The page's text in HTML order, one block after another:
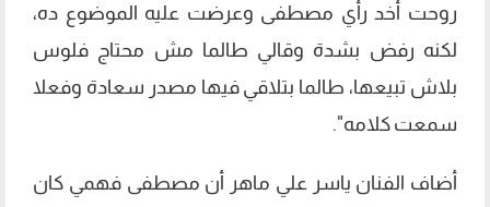
روحت أخد رأي مصطفى وعرضت عليه الموضوع ده،
لكنه رفض بشدة وقالي طالما مش محتاج فلوس
بلاش تبيعها، طالما بتلاقي فيها مصدر سعادة وفعلا
سمعت كلامه".
أضاف الفنان ياسر علي ماهر أن مصطفى فهمي كان